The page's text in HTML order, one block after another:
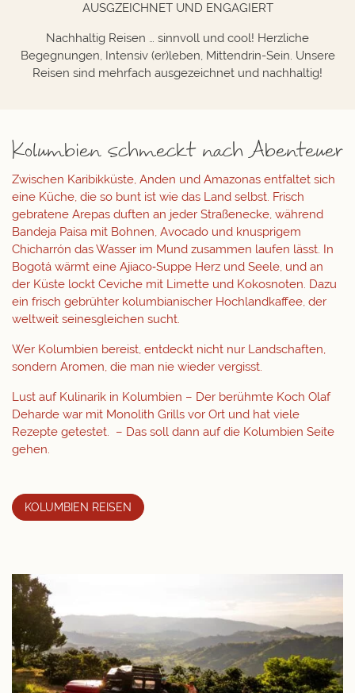
AUSGZEICHNET UND ENGAGIERT
Nachhaltig Reisen … sinnvoll und cool! Herzliche
Begegnungen, Intensiv (er)leben, Mittendrin-Sein. Unsere
Reisen sind mehrfach ausgezeichnet und nachhaltig!
Kolumbien schmeckt nach Abenteuer
Zwischen Karibikküste, Anden und Amazonas entfaltet sich
eine Küche, die so bunt ist wie das Land selbst. Frisch
gebratene Arepas duften an jeder Straßenecke, während
Bandeja Paisa mit Bohnen, Avocado und knusprigem
Chicharrón das Wasser im Mund zusammen laufen lässt. In
Bogotá wärmt eine Ajiaco‑Suppe Herz und Seele, und an
der Küste lockt Ceviche mit Limette und Kokosnoten. Dazu
ein frisch gebrühter kolumbianischer Hochlandkaffee, der
weltweit seinesgleichen sucht.
Wer Kolumbien bereist, entdeckt nicht nur Landschaften,
sondern Aromen, die man nie wieder vergisst.
Lust auf Kulinarik in Kolumbien – Der berühmte Koch Olaf
Deharde war mit Monolith Grills vor Ort und hat viele
Rezepte getestet. – Das soll dann auf die Kolumbien Seite
gehen.
KOLUMBIEN REISEN